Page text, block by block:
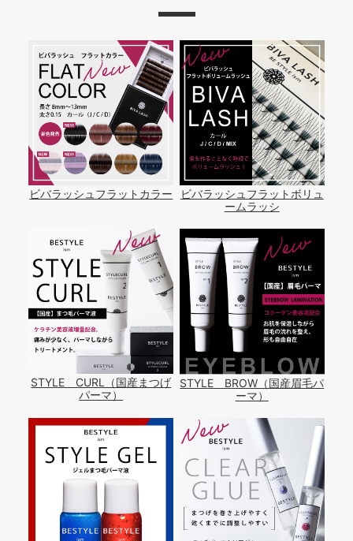
ビバラッシュフラットカラー
ビバラッシュフラットボリュ
ームラッシ
STYLE CURL（国産まつげ
パーマ）
STYLE BROW（国産眉毛パ
ーマ）